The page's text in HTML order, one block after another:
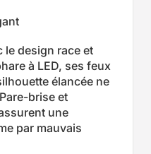
le design race et
à LED, ses feux
élancée ne
brise et
une
par mauvais